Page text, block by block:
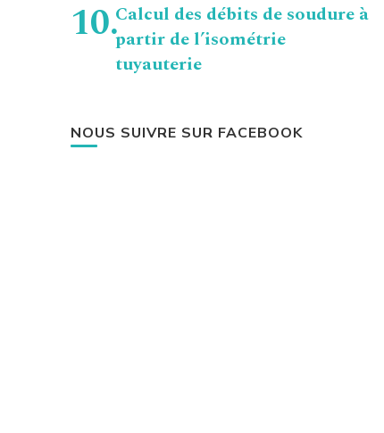
Calcul des débits de soudure à
partir de l’isométrie
tuyauterie
NOUS SUIVRE SUR FACEBOOK